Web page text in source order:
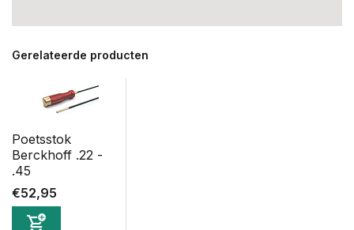
Gerelateerde producten
Poetsstok
Berckhoff .22 -
.45
€52,95